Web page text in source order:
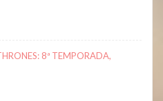
8ª TEMPORADA,